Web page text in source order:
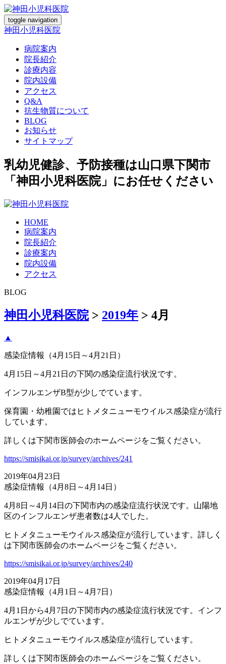
toggle navigation
神田小児科医院
病院案内
院長紹介
診療内容
院内設備
アクセス
Q&A
抗生物質について
BLOG
お知らせ
サイトマップ
乳幼児健診、予防接種は山口県下関市
「神田小児科医院」にお任せください
HOME
病院案内
院長紹介
診療案内
院内設備
アクセス
BLOG
神田小児科医院> 2019年 > 4月
▲
感染症情報（4月15日～4月21日）
4月15日～4月21日の下関の感染症流行状況です。
インフルエンザB型が少しでています。
保育園・幼稚園ではヒトメタニューモウイルス感染症が流行
しています。
詳しくは下関市医師会のホームページをご覧ください。
https://smisikai.or.jp/survey/archives/241
2019年04月23日
感染症情報（4月8日～4月14日）
4月8日～4月14日の下関市内の感染症流行状況です。山陽地
区のインフルエンザ患者数は4人でした。
ヒトメタニューモウイルス感染症が流行しています。詳しく
は下関市医師会のホームページをご覧ください。
https://smisikai.or.jp/survey/archives/240
2019年04月17日
感染症情報（4月1日～4月7日）
4月1日から4月7日の下関市内の感染症流行状況です。インフ
ルエンザが少しでています。
ヒトメタニューモウイルス感染症が流行しています。
詳しくは下関市医師会のホームページをご覧ください。